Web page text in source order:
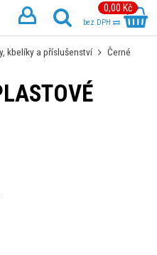
0,00 Kč
bez DPH
kbelíky a příslušenství
Černé